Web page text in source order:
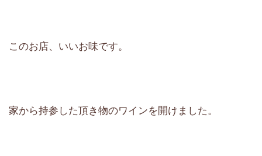
このお店、いいお味です。
家から持参した頂き物のワインを開けました。